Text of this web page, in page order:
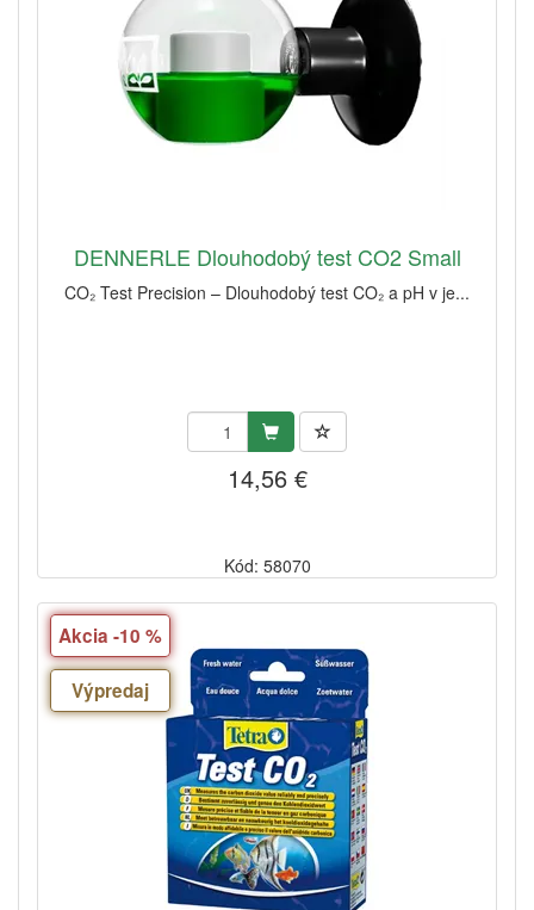
DENNERLE Dlouhodobý test CO2 Small
CO₂ Test Precision – Dlouhodobý test CO₂ a pH v je...
14,56 €
Kód: 58070
Akcia -10 %
Výpredaj